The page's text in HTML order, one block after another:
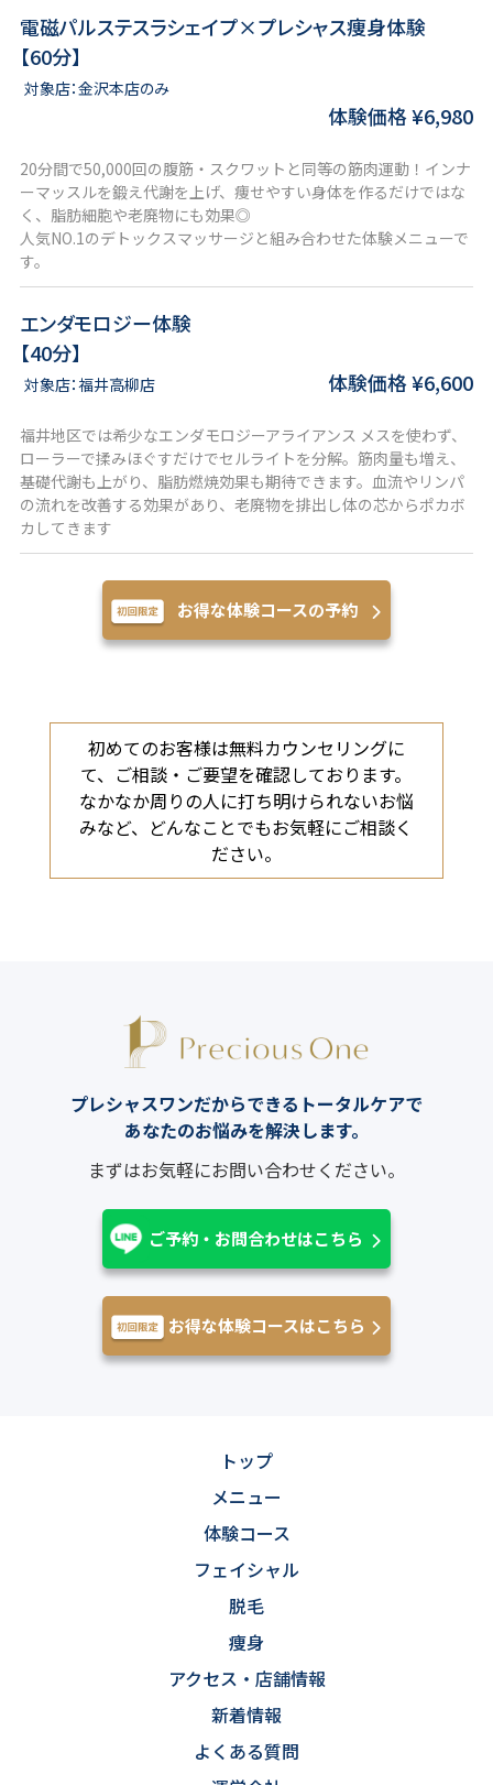
電磁パルステスラシェイプ×プレシャス痩身体験
【60分】
対象店：金沢本店のみ
体験価格 ¥6,980
20分間で50,000回の腹筋・スクワットと同等の筋肉運動！インナ
ーマッスルを鍛え代謝を上げ、痩せやすい身体を作るだけではな
く、脂肪細胞や老廃物にも効果◎
人気NO.1のデトックスマッサージと組み合わせた体験メニューで
す。
エンダモロジー体験
【40分】
対象店：福井高柳店 体験価格 ¥6,600
福井地区では希少なエンダモロジーアライアンス メスを使わず、
ローラーで揉みほぐすだけでセルライトを分解。筋肉量も増え、
基礎代謝も上がり、脂肪燃焼効果も期待できます。血流やリンパ
の流れを改善する効果があり、老廃物を排出し体の芯からポカボ
カしてきます
お得な体験コースの予約
初めてのお客様は無料カウンセリングに
て、ご相談・ご要望を確認しております。
なかなか周りの人に打ち明けられないお悩
みなど、どんなことでもお気軽にご相談く
ださい。
プレシャスワンだからできるトータルケアで
あなたのお悩みを解決します。
まずはお気軽にお問い合わせください。
ご予約・お問合わせはこちら
お得な体験コースはこちら
トップ
メニュー
体験コース
フェイシャル
脱毛
痩身
アクセス・店舗情報
新着情報
よくある質問